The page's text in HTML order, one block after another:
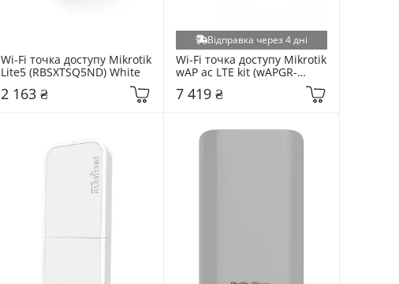
Wi-Fi точка доступу Mikrotik
Lite5 (RBSXTSQ5ND) White
2 163 ₴
Відправка через 4 дні
Wi-Fi точка доступу Mikrotik
wAP ac LTE kit (wAPGR-
5HacD2HnD&EC200A-EU)
White
7 419 ₴